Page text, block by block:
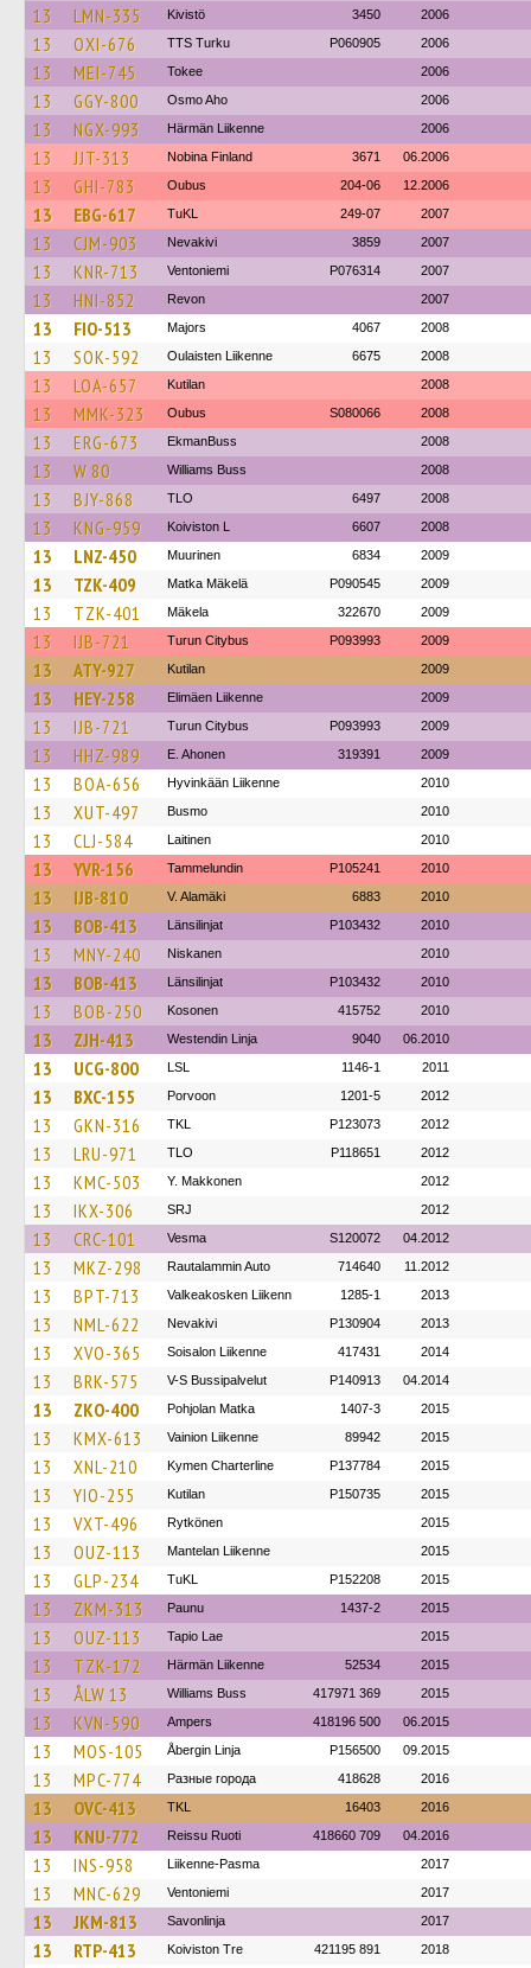
13 LMN-335 Kivistö 3450 2006
13 OXI-676 TTS Turku P060905 2006
13 MEI-745 Tokee 2006
13 GGY-800 Osmo Aho 2006
13 NGX-993 Härmän Liikenne 2006
13 JJT-313 Nobina Finland 3671 06.2006
13 GHI-783 Oubus 204-06 12.2006
13 EBG-617 TuKL 249-07 2007
13 CJM-903 Nevakivi 3859 2007
13 KNR-713 Ventoniemi P076314 2007
13 HNI-852 Revon 2007
13 FIO-513 Majors 4067 2008
13 SOK-592 Oulaisten Liikenne 6675 2008
13 LOA-657 Kutilan 2008
13 MMK-323 Oubus S080066 2008
13 ERG-673 EkmanBuss 2008
13 W 80 Williams Buss 2008
13 BJY-868 TLO 6497 2008
13 KNG-959 Koiviston L 6607 2008
13 LNZ-450 Muurinen 6834 2009
13 TZK-409 Matka Mäkelä P090545 2009
13 TZK-401 Mäkela 322670 2009
13 IJB-721 Turun Citybus P093993 2009
13 ATY-927 Kutilan 2009
13 HEY-258 Elimäen Liikenne 2009
13 IJB-721 Turun Citybus P093993 2009
13 HHZ-989 E. Ahonen 319391 2009
13 BOA-656 Hyvinkään Liikenne 2010
13 XUT-497 Busmo 2010
13 CLJ-584 Laitinen 2010
13 YVR-156 Tammelundin P105241 2010
13 IJB-810 V. Alamäki 6883 2010
13 BOB-413 Länsilinjat P103432 2010
13 MNY-240 Niskanen 2010
13 BOB-413 Länsilinjat P103432 2010
13 BOB-250 Kosonen 415752 2010
13 ZJH-413 Westendin Linja 9040 06.2010
13 UCG-800 LSL 1146-1 2011
13 BXC-155 Porvoon 1201-5 2012
13 GKN-316 TKL P123073 2012
13 LRU-971 TLO P118651 2012
13 KMC-503 Y. Makkonen 2012
13 IKX-306 SRJ 2012
13 CRC-101 Vesma S120072 04.2012
13 MKZ-298 Rautalammin Auto 714640 11.2012
13 BPT-713 Valkeakosken Liikenn 1285-1 2013
13 NML-622 Nevakivi P130904 2013
13 XVO-365 Soisalon Liikenne 417431 2014
13 BRK-575 V-S Bussipalvelut P140913 04.2014
13 ZKO-400 Pohjolan Matka 1407-3 2015
13 KMX-613 Vainion Liikenne 89942 2015
13 XNL-210 Kymen Charterline P137784 2015
13 YIO-255 Kutilan P150735 2015
13 VXT-496 Rytkönen 2015
13 OUZ-113 Mantelan Liikenne 2015
13 GLP-234 TuKL P152208 2015
13 ZKM-313 Paunu 1437-2 2015
13 OUZ-113 Tapio Lae 2015
13 TZK-172 Härmän Liikenne 52534 2015
13 ÅLW 13 Williams Buss 417971 369 2015
13 KVN-590 Ampers 418196 500 06.2015
13 MOS-105 Åbergin Linja P156500 09.2015
13 MPC-774 Разные города 418628 2016
13 OVC-413 TKL 16403 2016
13 KNU-772 Reissu Ruoti 418660 709 04.2016
13 INS-958 Liikenne-Pasma 2017
13 MNC-629 Ventoniemi 2017
13 JKM-813 Savonlinja 2017
13 RTP-413 Koiviston Tre 421195 891 2018